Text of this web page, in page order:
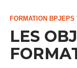
FORMATION
LES